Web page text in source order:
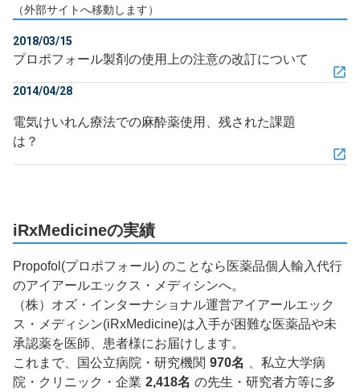
（外部サイトへ移動します）
2018/03/15
プロポフォール製剤の使用上の注意の改訂について
2014/04/28
電気けいれん療法での麻酔薬使用、残された課題
は？
iRxMedicineの実績
Propofol(プロポフォール) のことなら医薬品個人輸入代行
のアイアールエックス・メディシンへ。
（株）オズ・インターナショナル運営アイアールエック
ス・メディシン(iRxMedicine)は入手が困難な医薬品や未
承認薬を医師、患者様にお届けします。
これまで、国公立病院・研究機関 970名
、私立大学病
院・クリニック・企業 2,418名 の先生・研究者方等に多